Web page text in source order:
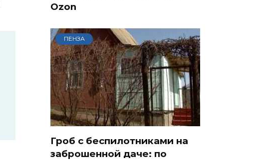
Ozon
ПЕНЗА
Гроб с беспилотниками на
заброшенной даче: по